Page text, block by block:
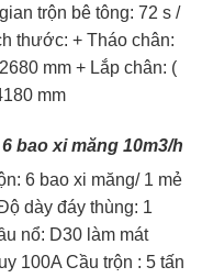
trộn bê tông: 72 s /
thước: + Tháo chân:
mm + Lắp chân: (
mm
bao xi măng 10m3/h
6 bao xi măng/ 1 mẻ
dày đáy thùng: 1
nổ: D30 làm mát
100A Cầu trộn : 5 tấn